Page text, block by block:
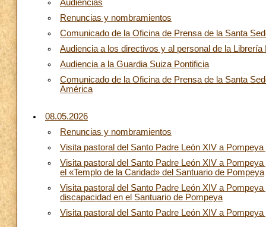
Audiencias
Renuncias y nombramientos
Comunicado de la Oficina de Prensa de la Santa
Audiencia a los directivos y al personal de la Librería
Audiencia a la Guardia Suiza Pontificia
Comunicado de la Oficina de Prensa de la Santa
América
08.05.2026
Renuncias y nombramientos
Visita pastoral del Santo Padre León XIV a
Visita pastoral del Santo Padre León XIV a
el «Templo de la Caridad» del Santuario de Pompeya
Visita pastoral del Santo Padre León XIV a
discapacidad en el Santuario de Pompeya
Visita pastoral del Santo Padre León XIV a